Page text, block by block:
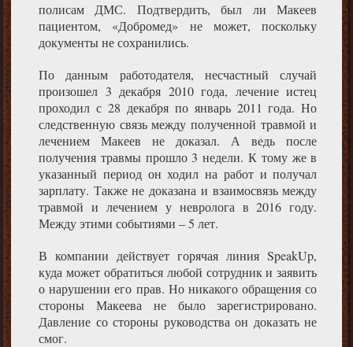
полисам ДМС. Подтвердить, был ли Макеев
пациентом, «Добромед» не может, поскольку
документы не сохранились.
По данным работодателя, несчастный случай
произошел 3 декабря 2010 года, лечение истец
проходил с 28 декабря по январь 2011 года. Но
следственную связь между полученной травмой и
лечением Макеев не доказал. А ведь после
получения травмы прошло 3 недели. К тому же в
указанный период он ходил на работ и получал
зарплату. Также не доказана и взаимосвязь между
травмой и лечением у невролога в 2016 году.
Между этими событиями – 5 лет.
В компании действует горячая линия SpeakUp,
куда может обратиться любой сотрудник и заявить
о нарушении его прав. Но никакого обращения со
стороны Макеева не было зарегистрировано.
Давление со стороны руководства он доказать не
смог.